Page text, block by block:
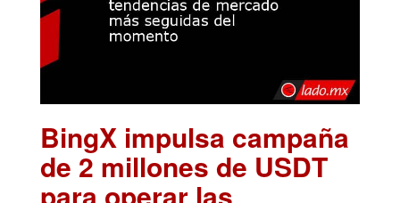
BingX impulsa campaña
de 2 millones de USDT